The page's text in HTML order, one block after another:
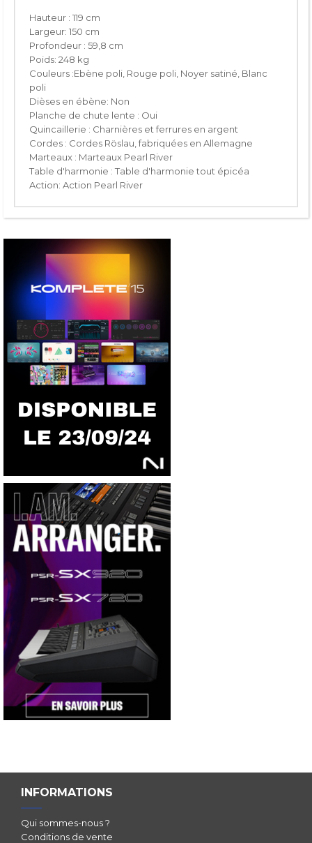
Hauteur : 119 cm
Largeur: 150 cm
Profondeur : 59,8 cm
Poids: 248 kg
Couleurs :Ebène poli, Rouge poli, Noyer satiné, Blanc
poli
Dièses en ébène: Non
Planche de chute lente : Oui
Quincaillerie : Charnières et ferrures en argent
Cordes : Cordes Röslau, fabriquées en Allemagne
Marteaux : Marteaux Pearl River
Table d'harmonie : Table d'harmonie tout épicéa
Action: Action Pearl River
INFORMATIONS
Qui sommes-nous ?
Conditions de vente